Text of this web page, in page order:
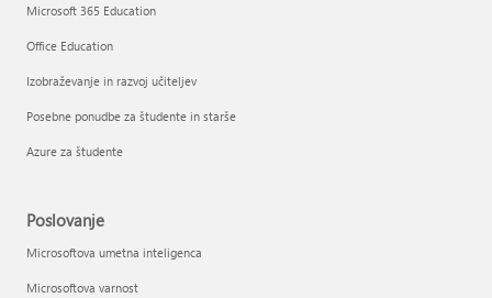
Microsoft 365 Education
Office Education
Izobraževanje in razvoj učiteljev
Posebne ponudbe za študente in starše
Azure za študente
Poslovanje
Microsoftova umetna inteligenca
Microsoftova varnost